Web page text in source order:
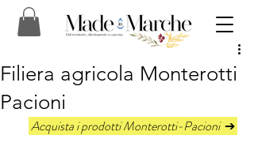
Filiera agricola Monterotti
Pacioni
Acquista i prodotti Monterotti-Pacioni ➔